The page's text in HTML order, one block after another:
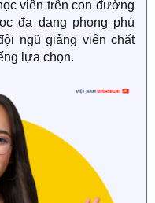
viên trên con đường
đa dạng phong phú
ngũ giảng viên chất
lựa chọn.